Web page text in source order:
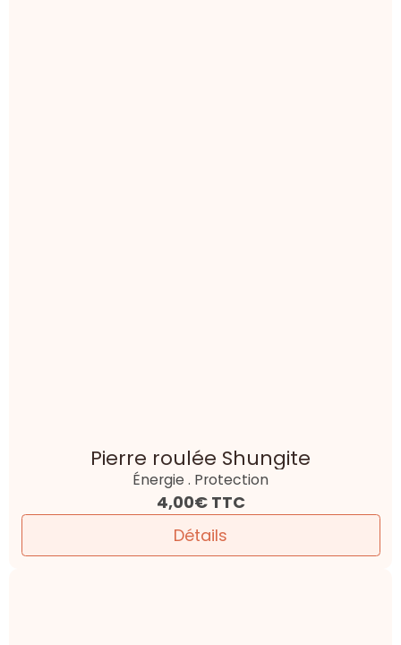
Pierre roulée Shungite
Énergie . Protection
4,00€ TTC
Détails